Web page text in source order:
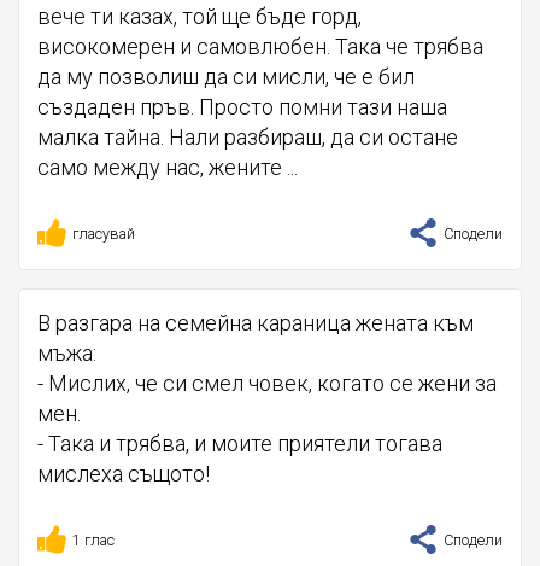
вече ти казах, той ще бъде горд,
високомерен и самовлюбен. Така че трябва
да му позволиш да си мисли, че е бил
създаден пръв. Просто помни тази наша
малка тайна. Нали разбираш, да си остане
само между нас, жените ...
гласувай Сподели
В разгара на семейна караница жената към
мъжа:
- Мислих, че си смел човек, когато се жени за
мен.
- Така и трябва, и моите приятели тогава
мислеха същото!
1 глас Сподели